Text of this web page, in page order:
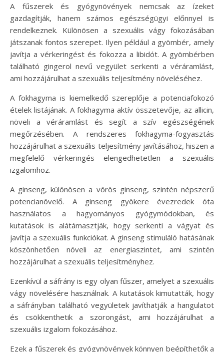
A fűszerek és gyógynövények nemcsak az ízeket
gazdagítják, hanem számos egészségügyi előnnyel is
rendelkeznek. Különösen a szexuális vágy fokozásában
játszanak fontos szerepet. Ilyen például a gyömbér, amely
javítja a vérkeringést és fokozza a libidót. A gyömbérben
található gingerol nevű vegyület serkenti a véráramlást,
ami hozzájárulhat a szexuális teljesítmény növeléséhez.
A fokhagyma is kiemelkedő szereplője a potenciafokozó
ételek listájának. A fokhagyma aktív összetevője, az allicin,
növeli a véráramlást és segít a szív egészségének
megőrzésében. A rendszeres fokhagyma-fogyasztás
hozzájárulhat a szexuális teljesítmény javításához, hiszen a
megfelelő vérkeringés elengedhetetlen a szexuális
izgalomhoz.
A ginseng, különösen a vörös ginseng, szintén népszerű
potencianövelő. A ginseng gyökere évezredek óta
használatos a hagyományos gyógymódokban, és
kutatások is alátámasztják, hogy serkenti a vágyat és
javítja a szexuális funkciókat. A ginseng stimuláló hatásának
köszönhetően növeli az energiaszintet, ami szintén
hozzájárulhat a szexuális teljesítményhez.
Ezenkívül a sáfrány is egy olyan fűszer, amelyet a szexuális
vágy növelésére használnak. A kutatások kimutatták, hogy
a sáfrányban található vegyületek javíthatják a hangulatot
és csökkenthetik a szorongást, ami hozzájárulhat a
szexuális izgalom fokozásához.
Ezek a fűszerek és gyógynövények könnyen beépíthetők a